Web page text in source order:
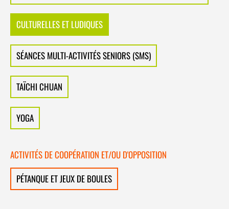
CULTURELLES ET LUDIQUES
SÉANCES MULTI-ACTIVITÉS SENIORS (SMS)
TAÏCHI CHUAN
YOGA
ACTIVITÉS DE COOPÉRATION ET/OU D'OPPOSITION
PÉTANQUE ET JEUX DE BOULES